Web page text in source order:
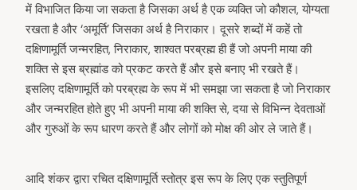
में विभाजित किया जा सकता है जिसका अर्थ है एक व्यक्ति जो कौशल, योग्यता
रखता है और ‘अमूर्ति’ जिसका अर्थ है निराकार। दूसरे शब्दों में कहें तो
दक्षिणामूर्ति जन्मरहित, निराकार, शाश्वत परब्रह्म ही हैं जो अपनी माया की
शक्ति से इस ब्रह्मांड को प्रकट करते हैं और इसे बनाए भी रखते हैं।
इसलिए दक्षिणामूर्ति को परब्रह्म के रूप में भी समझा जा सकता है जो निराकार
और जन्मरहित होते हुए भी अपनी माया की शक्ति से, दया से विभिन्न देवताओं
और गुरुओं के रूप धारण करते हैं और लोगों को मोक्ष की ओर ले जाते हैं।
आदि शंकर द्वारा रचित दक्षिणामूर्ति स्तोत्र इस रूप के लिए एक स्तुतिपूर्ण